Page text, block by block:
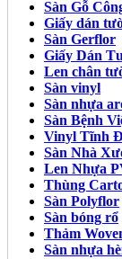
Sàn Gỗ
Giấy dán
Sàn Gerflor
Giấy Dán
Len chân
Sàn vinyl
Sàn nhựa
Sàn Bệnh
Vinyl Tĩnh
Sàn Nhà
Len Nhựa
Thùng
Sàn Polyflor
Sàn bóng rổ
Thảm
Sàn nhựa